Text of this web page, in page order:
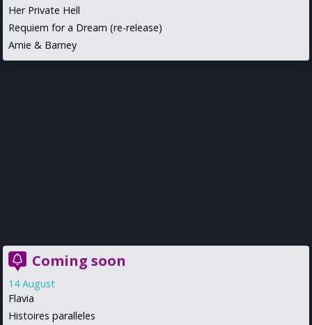
Her Private Hell
Requiem for a Dream (re-release)
Arnie & Barney
Coming soon
14 August
Flavia
Histoires paralleles